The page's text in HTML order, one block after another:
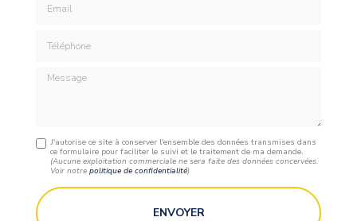
Message
J'autorise ce site à conserver l'ensemble des données transmises dans
ce formulaire pour faciliter le suivi et le traitement de ma demande.
(Aucune exploitation commerciale ne sera faite des données concervées.
Voir notrepolitique de confidentialité)